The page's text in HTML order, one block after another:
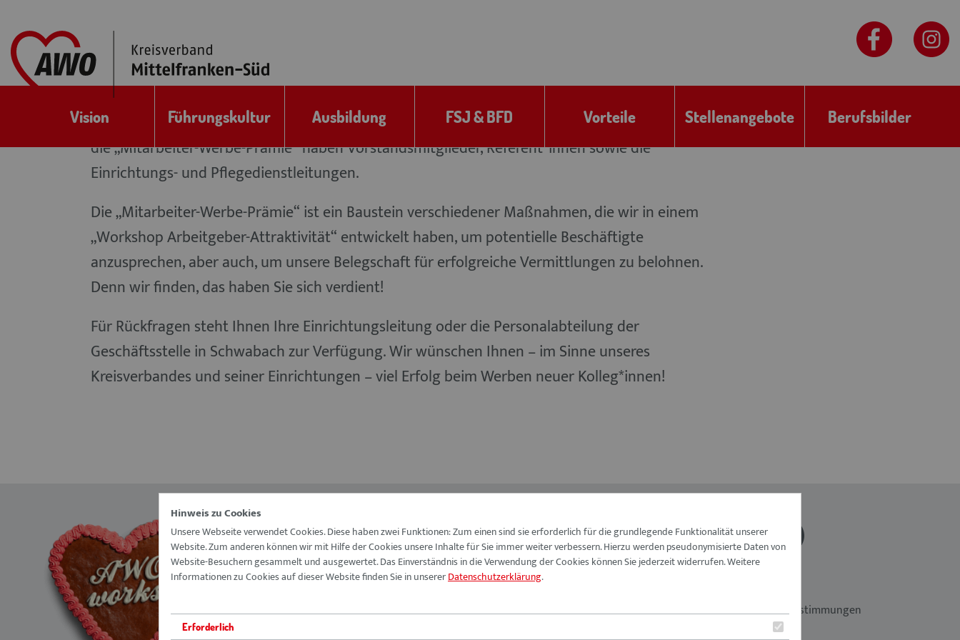
Vision Führungskultur Ausbildung FSJ & BFD Vorteile Stellenangebote Berufsbilder
Sozialversicherungsbeiträge ausbezahlt.
4. Kein Anspruch auf die „Mitarbeiter-Werbe-Prämie“ besteht, wenn zwischen dem neuen
Mitarbeitenden innerhalb der letzten 24 Monate bereits ein Beschäftigungsverhältnis mit
dem AWO Kreisverband Mittelfranken-Süd e.V. bestanden hat. Ebenfalls keinen Anspruch auf
die „Mitarbeiter-Werbe-Prämie“ haben Vorstandsmitglieder, Referent*innen sowie die
Einrichtungs- und Pflegedienstleitungen.
Die „Mitarbeiter-Werbe-Prämie“ ist ein Baustein verschiedener Maßnahmen, die wir in einem
„Workshop Arbeitgeber-Attraktivität“ entwickelt haben, um potentielle Beschäftigte
anzusprechen, aber auch, um unsere Belegschaft für erfolgreiche Vermittlungen zu belohnen.
Denn wir finden, das haben Sie sich verdient!
Für Rückfragen steht Ihnen Ihre Einrichtungsleitung oder die Personalabteilung der
Geschäftsstelle in Schwabach zur Verfügung. Wir wünschen Ihnen – im Sinne unseres
Kreisverbandes und seiner Einrichtungen – viel Erfolg beim Werben neuer Kolleg*innen!
Vision
Führungskultur
Ausbildung
Arbeiterwohlfahrt Kreisverband
Mittelfranken-Süd e. V.
Reichswaisenhausstraße 1
91126 Schwabach
Fax: 09122 9341-199
Datenschutzbestimmungen
Hinweis zu Cookies
Unsere Webseite verwendet Cookies. Diese haben zwei Funktionen: Zum einen sind sie erforderlich für die grundlegende Funktionalität unserer
Website. Zum anderen können wir mit Hilfe der Cookies unsere Inhalte für Sie immer weiter verbessern. Hierzu werden pseudonymisierte Daten von
Website-Besuchern gesammelt und ausgewertet. Das Einverständnis in die Verwendung der Cookies können Sie jederzeit widerrufen. Weitere
Informationen zu Cookies auf dieser Website finden Sie in unsererDatenschutzerklärung.
Erforderlich